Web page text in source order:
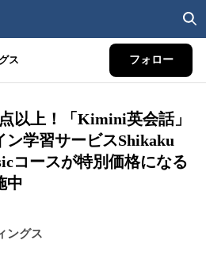
ス フォロー
以上！「Kimini英会話」
ン学習サービスShikaku
コースが特別価格になる
中
ングス